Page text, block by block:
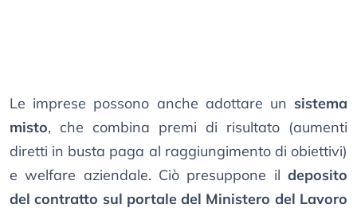
Le imprese possono anche adottare un sistema
misto, che combina premi di risultato (aumenti
diretti in busta paga al raggiungimento di obiettivi)
e welfare aziendale. Ciò presuppone il deposito
del contratto sul portale del Ministero del Lavoro